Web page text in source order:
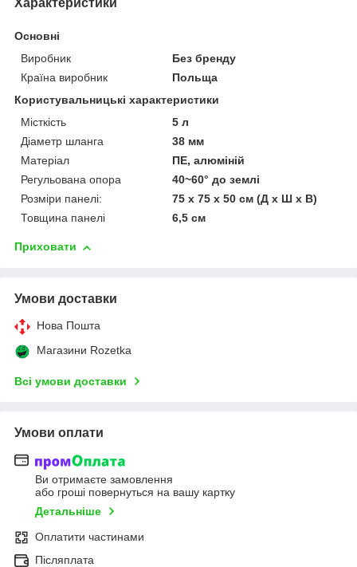
Характеристики
Основні
Виробник
Без бренду
Країна виробник
Польща
Користувальницькі характеристики
Місткість
5 л
Діаметр шланга
38 мм
Матеріал
ПЕ, алюміній
Регульована опора
40~60° до землі
Розміри панелі:
75 x 75 x 50 см (Д x Ш x В)
Товщина панелі
6,5 см
Приховати
Умови доставки
Нова Пошта
Магазини Rozetka
Всі умови доставки
Умови оплати
Ви отримаєте замовлення
або гроші повернуться на вашу картку
Детальніше
Оплатити частинами
Післяплата